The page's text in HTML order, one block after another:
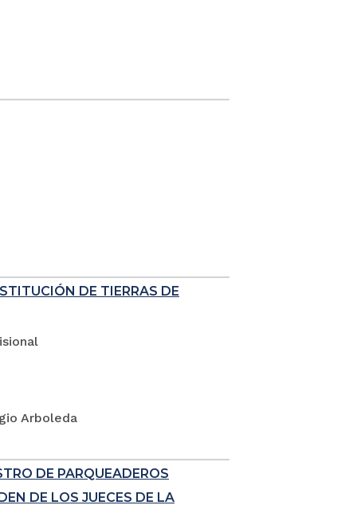
DE TIERRAS DE
Arboleda
DE PARQUEADEROS
DE LOS JUECES DE LA